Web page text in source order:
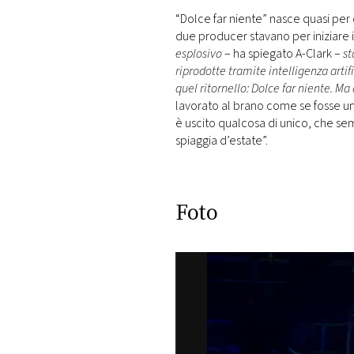
“Dolce far niente” nasce quasi
due producer stavano per
esplosivo– ha spiegato A-Clark –
riprodotte tramite intelligenza
quel ritornello: Dolce far niente.
lavorato al brano come se fosse
è uscito qualcosa di unico, che
spiaggia d’estate”.
Foto